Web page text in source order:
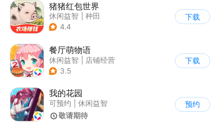
猪猪红包世界
休闲益智
种田
| 田园生活
4.4
下载
餐厅萌物语
休闲益智
店铺经营
| 美食
3.5
下载
我的花园
可预约
休闲益智
| 消除 | 田园生活
敬请期待
预约